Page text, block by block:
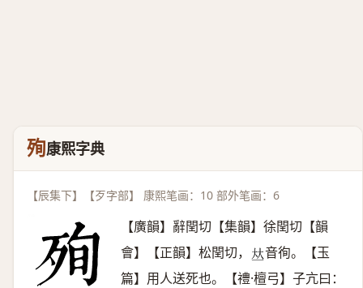
殉康熙字典
【辰集下】【歹字部】 康熙笔画：10 部外笔画：6
【廣韻】辭閏切【集韻】徐閏切【韻
會】【正韻】松閏切， 𠀤音徇。【玉
篇】用人送死也。【禮·檀弓】子亢曰：